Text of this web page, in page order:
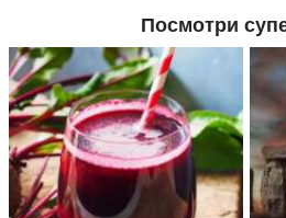
Посмотри